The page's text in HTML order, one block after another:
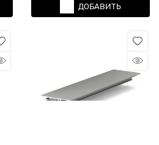
ДОБАВИТЬ